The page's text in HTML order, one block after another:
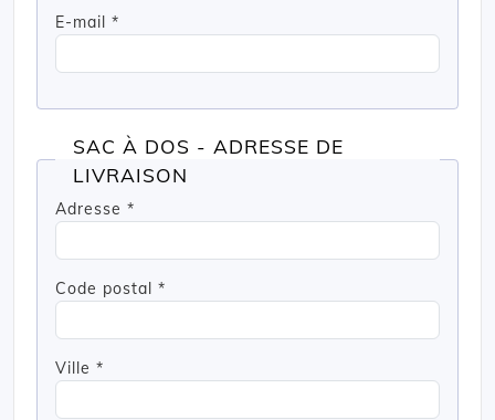
E-mail *
SAC À DOS - ADRESSE DE
LIVRAISON
Adresse *
Code postal *
Ville *